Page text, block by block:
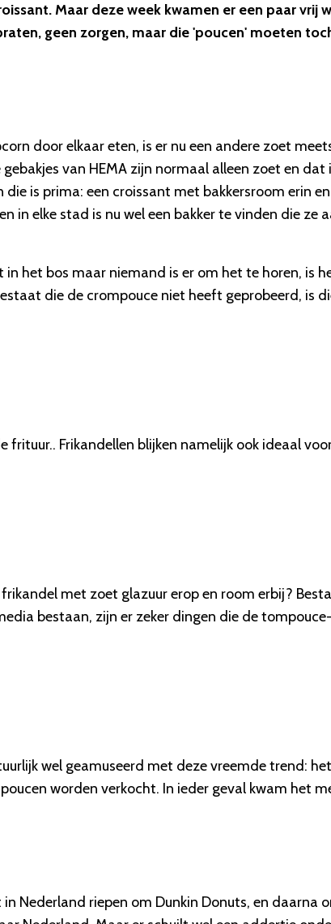
Maar deze week kwamen er een paar vrij
geen zorgen, maar die 'poucen' moeten
door elkaar eten, is er nu een andere zoet
van HEMA zijn normaal alleen zoet en dat
is prima: een croissant met bakkersroom erin
in elke stad is nu wel een bakker te vinden die ze
het bos maar niemand is er om het te horen, is
die de crompouce niet heeft geprobeerd, is
Frikandellen blijken namelijk ook ideaal
met zoet glazuur erop en room erbij?
bestaan, zijn er zeker dingen die de tompouce-
wel geamuseerd met deze vreemde trend:
worden verkocht. In ieder geval kwam het
Nederland riepen om Dunkin Donuts, en daarna